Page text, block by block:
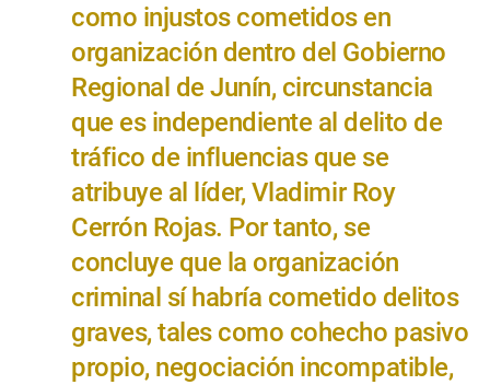
como injustos cometidos en
organización dentro del Gobierno
Regional de Junín, circunstancia
que es independiente al delito de
tráfico de influencias que se
atribuye al líder, Vladimir Roy
Cerrón Rojas. Por tanto, se
concluye que la organización
criminal sí habría cometido delitos
graves, tales como cohecho pasivo
propio, negociación incompatible,